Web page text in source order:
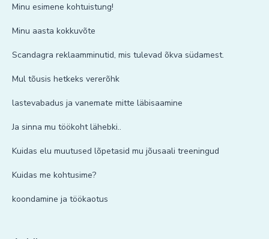
Minu esimene kohtuistung!
Minu aasta kokkuvõte
Scandagra reklaamminutid, mis tulevad õkva südamest.
Mul tõusis hetkeks vererõhk
lastevabadus ja vanemate mitte läbisaamine
Ja sinna mu töökoht lähebki..
Kuidas elu muutused lõpetasid mu jõusaali treeningud
Kuidas me kohtusime?
koondamine ja töökaotus